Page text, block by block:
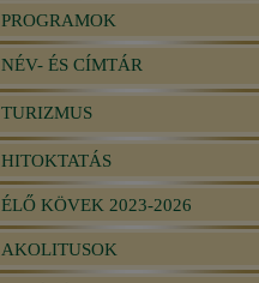
PROGRAMOK
NÉV- ÉS CÍMTÁR
TURIZMUS
HITOKTATÁS
ÉLŐ KÖVEK 2023-2026
AKOLITUSOK